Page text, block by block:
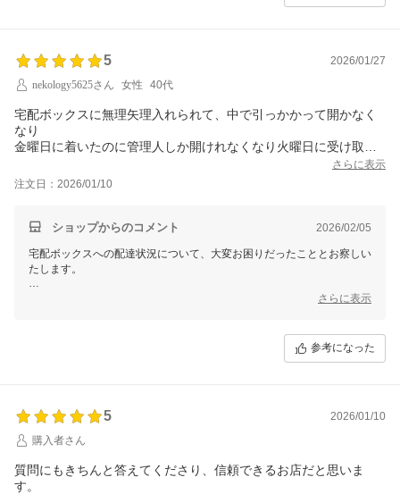
5
2026/01/27
nekology5625さん
女性 40代
宅配ボックスに無理矢理入れられて、中で引っかかって開かなく
なり
金曜日に着いたのに管理人しか開けれなくなり火曜日に受け取り
宅配業者はいい加減すぎる…
さらに表示
注文日：2026/01/10
ショップからのコメント 2026/02/05
宅配ボックスへの配達状況について、大変お困りだったこととお察しい
たします。
恐れ入りますが、宅配ボックスへの投函方法や取り扱いにつきまして
さらに表示
参考になった
5
2026/01/10
購入者さん
質問にもきちんと答えてくださり、信頼できるお店だと思いま
す。